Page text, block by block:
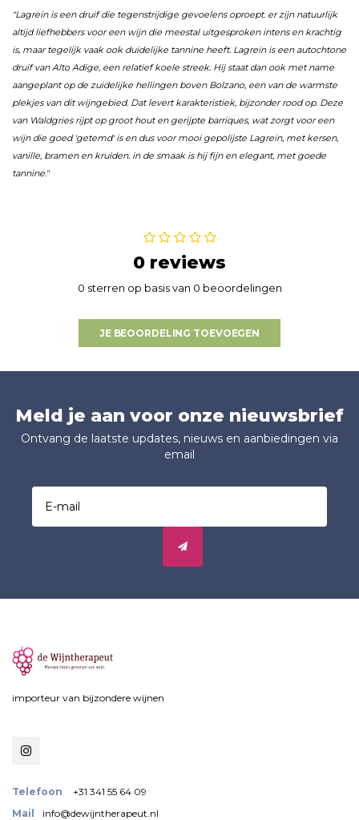
"Lagrein is een druif die tegenstrijdige gevoelens oproept. er zijn natuurlijk
altijd liefhebbers voor een wijn die meestal uitgesproken intens en krachtig
is, maar tegelijk vaak ook duidelijke tannine heeft. Lagrein is een autochtone
druif van Alto Adige, een relatief koele streek. Hij staat dan ook met name
aangeplant op de zuidelijke hellingen boven Bolzano, een van de warmste
plekjes van dit wijngebied. Dat levert karakteristiek, bijzonder rood op. Deze
van Waldgries rijpt op groot hout en gerijpte barriques, wat zorgt voor een
wijn die goed 'getemd' is en dus voor mooi gepolijste Lagrein, met kersen,
vanille, bramen en kruiden. in de smaak is hij fijn en elegant, met goede
tannine."
0 reviews
0 sterren op basis van 0 beoordelingen
JE BEOORDELING TOEVOEGEN
Meld je aan voor onze nieuwsbrief
Ontvang de laatste updates, nieuws en aanbiedingen via
email
importeur van bijzondere wijnen
Telefoon
+31 341 55 64 09
Mail
info@dewijntherapeut.nl